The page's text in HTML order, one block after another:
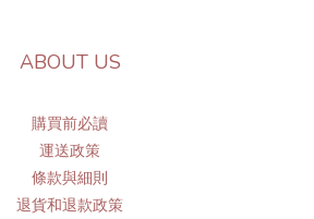
ABOUT US
購買前必讀
運送政策
條款與細則
退貨和退款政策